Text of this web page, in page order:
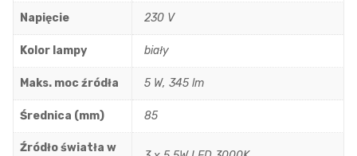
Napięcie 230 V
Kolor lampy biały
Maks. moc źródła 5 W, 345 lm
Średnica (mm) 85
Źródło światła w